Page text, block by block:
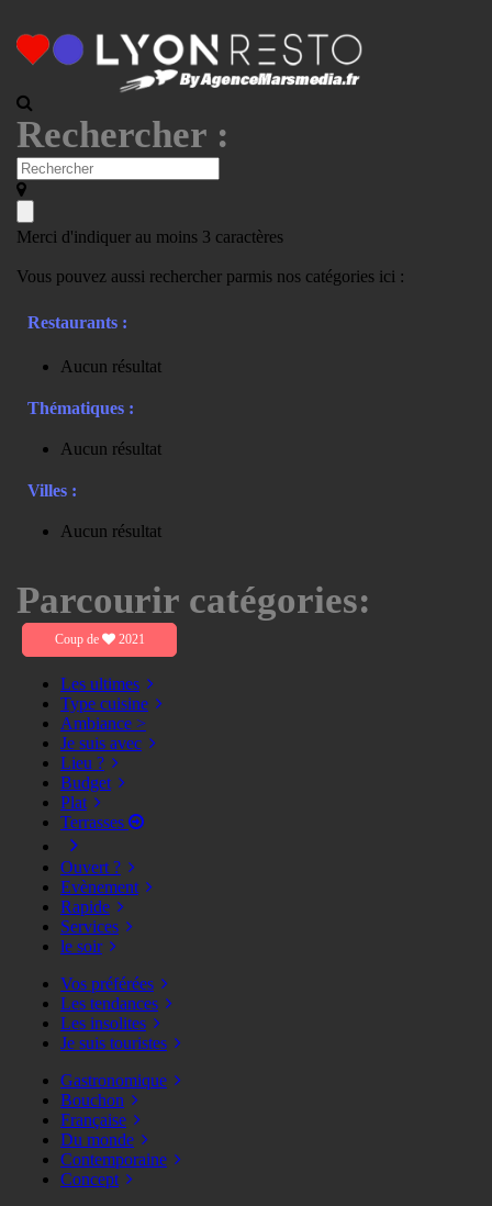
Rechercher :
Merci d'indiquer au moins 3 caractères
Vous pouvez aussi rechercher parmis nos catégories ici :
Restaurants :
Aucun résultat
Thématiques :
Aucun résultat
Villes :
Aucun résultat
Parcourir catégories:
Coup de 2021
Les ultimes
Type cuisine
Ambiance >
Je suis avec
Lieu ?
Budget
Plat
Terrasses
Ouvert ?
Evènement
Rapide
Services
le soir
Vos préférées
Les tendances
Les insolites
Je suis touristes
Gastronomique
Bouchon
Française
Du monde
Contemporaine
Concept